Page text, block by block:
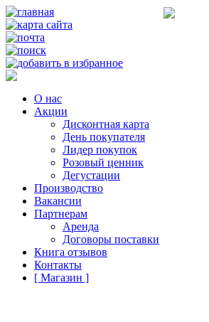
О нас
Акции
Дисконтная карта
День покупателя
Лидер покупок
Розовый ценник
Дегустации
Производство
Вакансии
Партнерам
Аренда
Договоры поставки
Книга отзывов
Контакты
[ Магазин ]